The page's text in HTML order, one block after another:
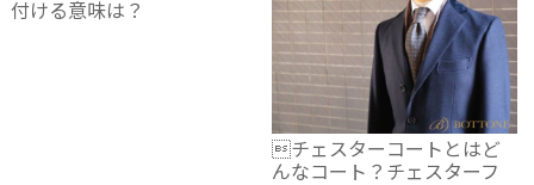
付ける意味は？
チェスターコートとはど
んなコート？チェスターフ